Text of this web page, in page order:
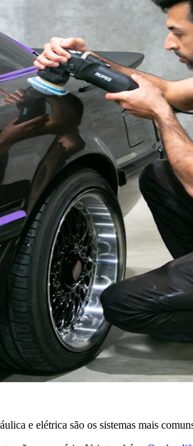
e elétrica são os sistemas mais